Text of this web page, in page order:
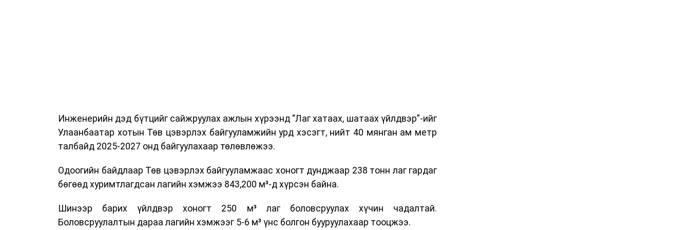
Уг сургалт нь COP17-ын үеэр зочид, төлөөлөгчдийн тээврийн үйлчилгээг аюулгүй,
шуурхай, зохион байгуулалттай явуулах, үйлчилгээний нэгдсэн стандарт, сахилга
хариуцлагыг хэвшүүлэх бэлтгэл ажлын нэг хэсэг гэж
мэдээллээ.
Инженерийн дэд бүтцийг сайжруулах ажлын хүрээнд “Лаг хатаах, шатаах үйлдвэр”-ийг
Улаанбаатар хотын Төв цэвэрлэх байгууламжийн урд хэсэгт, нийт 40 мянган ам метр
талбайд 2025-2027 онд байгуулахаар төлөвлөжээ.
Одоогийн байдлаар Төв цэвэрлэх байгууламжаас хоногт дунджаар 238 тонн лаг гардаг
бөгөөд хуримтлагдсан лагийн хэмжээ 843,200 м³-д хүрсэн байна.
Шинээр барих үйлдвэр хоногт 250 м³ лаг боловсруулах хүчин чадалтай.
Боловсруулалтын дараа лагийн хэмжээг 5-6 м³ үнс болгон бууруулахаар тооцжээ.